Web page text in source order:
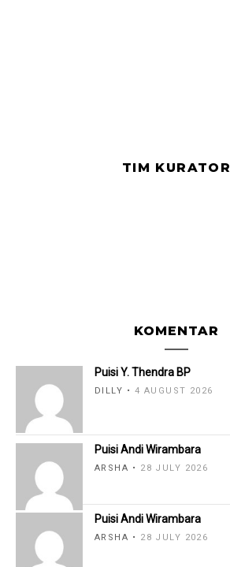
TIM KURATOR
KOMENTAR
Puisi Y. Thendra BP
DILLY 4 AUGUST 2026
Puisi Andi Wirambara
ARSHA 28 JULY 2026
Puisi Andi Wirambara
ARSHA 28 JULY 2026